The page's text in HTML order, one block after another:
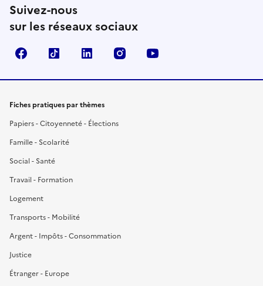
Suivez-nous
sur les réseaux sociaux
FacebookTikTok LinkedIn Instagram
Fiches pratiques par thèmes
Papiers - Citoyenneté - Élections
Famille - Scolarité
Social - Santé
Travail - Formation
Logement
Transports - Mobilité
Argent - Impôts - Consommation
Justice
Étranger - Europe